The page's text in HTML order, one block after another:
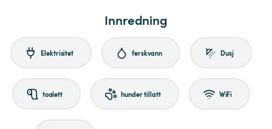
Innredning
Elektrisitet ferskvann Dusj
toalett hunder tillatt WiFi